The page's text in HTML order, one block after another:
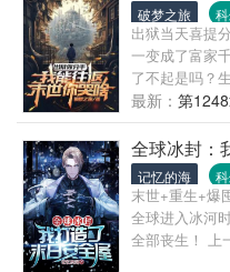
破梦之旅
出狱当天喜提
一变成了富家
了不起是吗？
疗癌症的特效
手术仓你们工
官技术你们怎
晚了！ 所有仇
的不如狗，死
的未婚妻，如
压，人才遍地
界。 我都要
最新： 第
全球冰封：
记忆的海
末世+重生+爆
全球进入冰河
全部丧生！ 上